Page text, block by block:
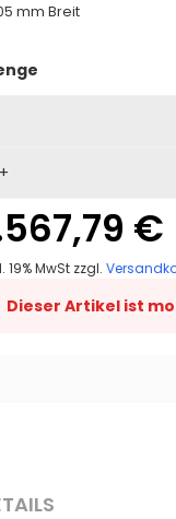
mm Breit
€
19% MwSt zzgl.
Dieser Artikel ist